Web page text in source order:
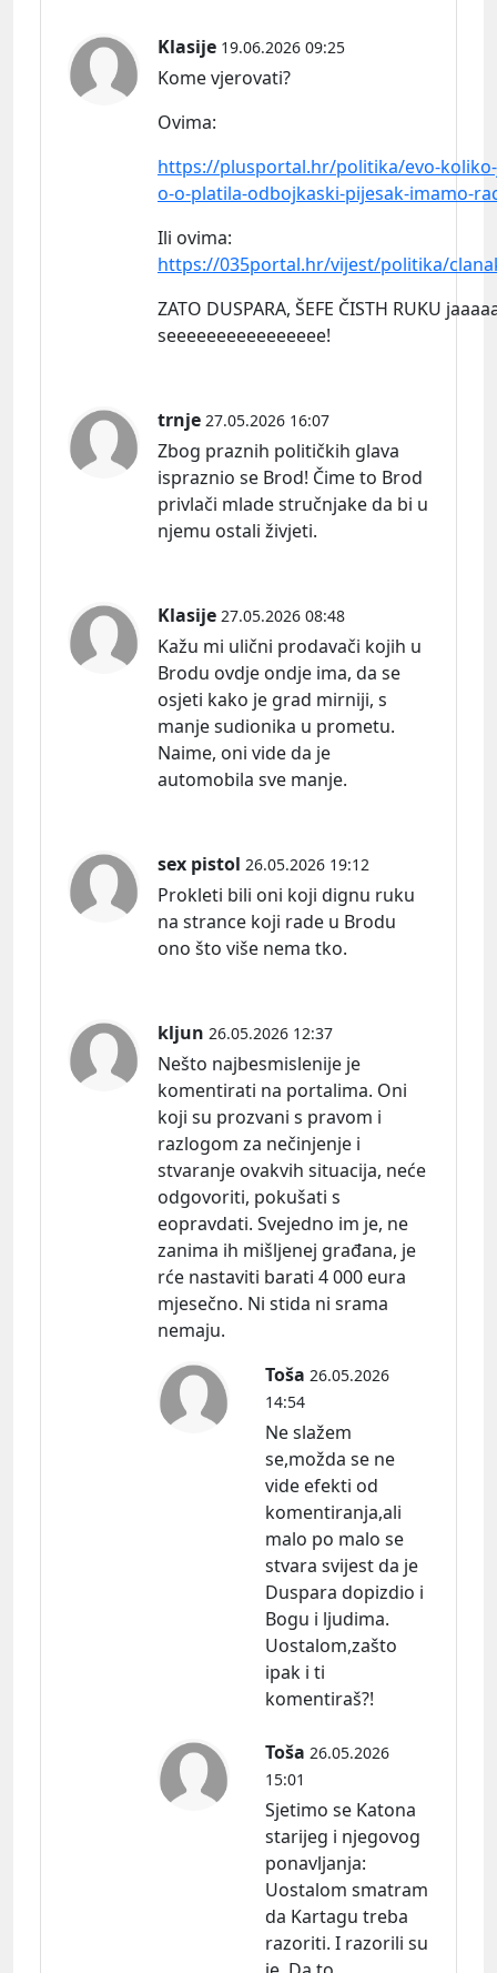
Klasije 19.06.2026 09:25
Kome vjerovati?
Ovima:
https://plusportal.hr/politika/evo-
o-o-platila-odbojkaski-pijesak-imamo-
Ili ovima:
https://035portal.hr/vijest/politika/
ZATO DUSPARA, ŠEFE ČISTH RUKU
seeeeeeeeeeeeeeee!
trnje 27.05.2026 16:07
Zbog praznih političkih glava
ispraznio se Brod! Čime to Brod
privlači mlade stručnjake da bi u
njemu ostali živjeti.
Klasije 27.05.2026 08:48
Kažu mi ulični prodavači kojih u
Brodu ovdje ondje ima, da se
osjeti kako je grad mirniji, s
manje sudionika u prometu.
Naime, oni vide da je
automobila sve manje.
sex pistol 26.05.2026 19:12
Prokleti bili oni koji dignu ruku
na strance koji rade u Brodu
ono što više nema tko.
kljun 26.05.2026 12:37
Nešto najbesmislenije je
komentirati na portalima. Oni
koji su prozvani s pravom i
razlogom za nečinjenje i
stvaranje ovakvih situacija, neće
odgovoriti, pokušati s
eopravdati. Svejedno im je, ne
zanima ih mišljenej građana, je
rće nastaviti barati 4 000 eura
mjesečno. Ni stida ni srama
nemaju.
Toša 26.05.2026
14:54
Ne slažem
se,možda se ne
vide efekti od
komentiranja,ali
malo po malo se
stvara svijest da je
Duspara dopizdio i
Bogu i ljudima.
Uostalom,zašto
ipak i ti
komentiraš?!
Toša 26.05.2026
15:01
Sjetimo se Katona
starijeg i njegovog
ponavljanja:
Uostalom smatram
da Kartagu treba
razoriti. I razorili su